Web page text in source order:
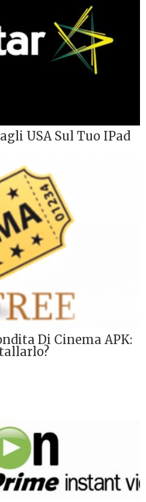
USA Sul Tuo IPad
Di Cinema APK: